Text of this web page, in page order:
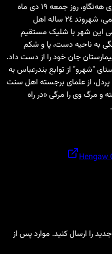
بر اساس گزارش سازمان حقوق بشری هه‌نگاو، روز جمعه ١٩ دی ماه
١٤٠٤ (٩ ژانویه ٢٠٢٦)، سید احمد کاظمی، شهروند ٢٤ ساله اهل
این شهر با شلیک مستقیم
به ناحیه دست، پا و شکم
جان خود را از دست داد.
۲۱ دی‌ماه در روستای "شهرو" از توابع بندرعباس به
از علمای برجسته اهل سنت
و مرگ وی را مرگی «در راه
Hengaw
را ارسال کنید. موارد پس از